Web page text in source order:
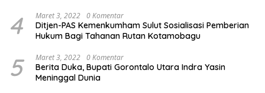
4 Maret 3, 2022 0 Komentar
Ditjen-PAS Kemenkumham Sulut Sosialisasi Pemberian
Hukum Bagi Tahanan Rutan Kotamobagu
5 Maret 3, 2022 0 Komentar
Berita Duka, Bupati Gorontalo Utara Indra Yasin
Meninggal Dunia